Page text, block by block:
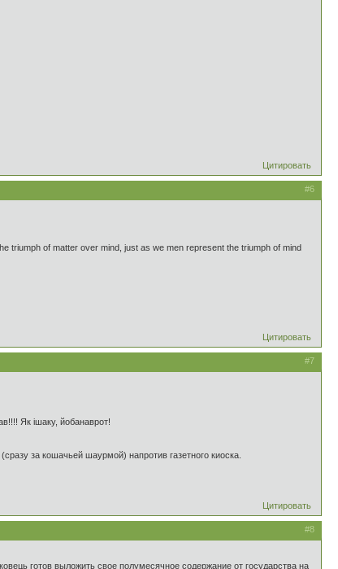
Цитировать
#6
triumph of matter over mind, just as we men represent the triumph of mind
Цитировать
#7
Як ішаку, йобанаврот!
за кошачьей шаурмой) напротив газетного киоска.
Цитировать
#8
готов выложить свое полумесячное содержание от государства на